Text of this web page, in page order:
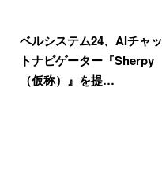
ベルシステム24、AIチャッ
トナビゲーター『Sherpy
（仮称）』を提…